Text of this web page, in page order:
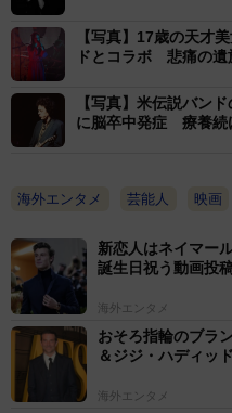
【写真】17歳の天才
ドとコラボ 悲痛の遺
【写真】米伝説バン
に脳卒中発症 療養続
海外エンタメ 芸能人 映画
新恋人はネイマー
誕生日祝う動画投
海外エンタメ
おそろ指輪のブラ
＆ジジ・ハディッ
海外エンタメ